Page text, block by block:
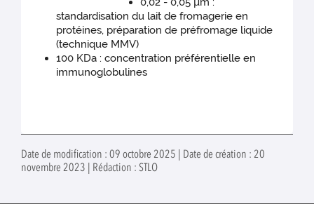
standardisation du lait de fromagerie en
protéines, préparation de préfromage liquide
(technique MMV)
100 KDa : concentration préférentielle en
immunoglobulines
Date de modification : 09 octobre 2025 | Date de création : 20
novembre 2023 | Rédaction : STLO